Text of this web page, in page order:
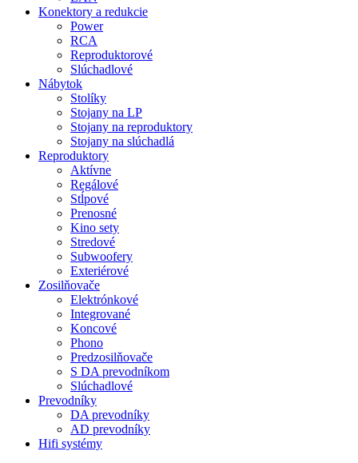
Konektory a redukcie
Power
RCA
Reproduktorové
Slúchadlové
Nábytok
Stolíky
Stojany na LP
Stojany na reproduktory
Stojany na slúchadlá
Reproduktory
Aktívne
Regálové
Stĺpové
Prenosné
Kino sety
Stredové
Subwoofery
Exteriérové
Zosilňovače
Elektrónkové
Integrované
Koncové
Phono
Predzosilňovače
S DA prevodníkom
Slúchadlové
Prevodníky
DA prevodníky
AD prevodníky
Hifi systémy